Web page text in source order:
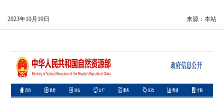
来源：本站
2023年10月10日